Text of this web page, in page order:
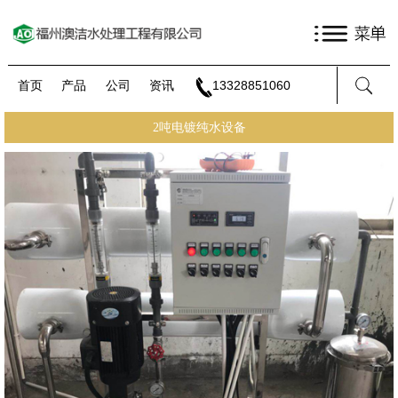
首页 产品 公司 资讯 13328851060
2吨电镀纯水设备